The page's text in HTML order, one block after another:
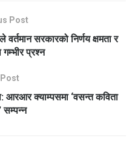
Post
सरकारको निर्णय क्षमता र
गम्भीर प्रश्न
आरआर क्याम्पसमा ‘वसन्त कविता
सम्पन्न